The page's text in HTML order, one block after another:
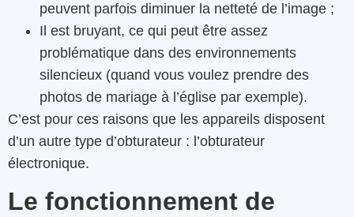
peuvent parfois diminuer la netteté de l’image ;
Il est bruyant, ce qui peut être assez
problématique dans des environnements
silencieux (quand vous voulez prendre des
photos de mariage à l’église par exemple).
C’est pour ces raisons que les appareils disposent
d’un autre type d’obturateur : l’obturateur
électronique.
Le fonctionnement de